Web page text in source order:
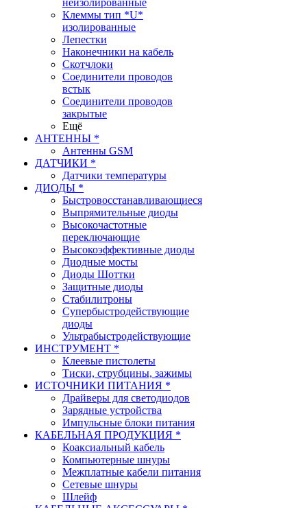
неизолированные
Клеммы тип *U*
изолированные
Лепестки
Наконечники на кабель
Скотчлоки
Соединители проводов
встык
Соединители проводов
закрытые
Ещё
АНТЕННЫ *
Антенны GSM
ДАТЧИКИ *
Датчики температуры
ДИОДЫ *
Быстровосстанавливающиеся
Выпрямительные диоды
Высокочастотные
переключающие
Высокоэффективные диоды
Диодные мосты
Диоды Шоттки
Защитные диоды
Стабилитроны
Супербыстродействующие
диоды
Ультрабыстродействующие
ИНСТРУМЕНТ *
Клеевые пистолеты
Тиски, струбцины, зажимы
ИСТОЧНИКИ ПИТАНИЯ *
Драйверы для светодиодов
Зарядные устройства
Импульсные блоки питания
КАБЕЛЬНАЯ ПРОДУКЦИЯ *
Коаксиальный кабель
Компьютерные шнуры
Межплатные кабели питания
Сетевые шнуры
Шлейф